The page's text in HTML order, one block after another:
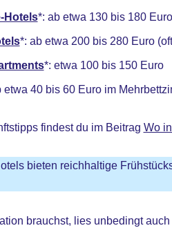
Hotels*: ab etwa 130 bis 180
*: ab etwa 200 bis 280 Euro
*: etwa 100 bis 150 Euro
etwa 40 bis 60 Euro im
findest du im Beitrag Wo
bieten reichhaltige
brauchst, lies unbedingt